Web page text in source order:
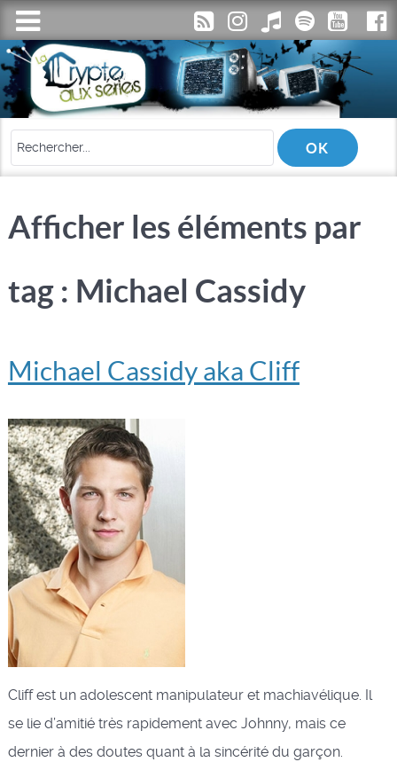
Afficher les éléments par
tag : Michael Cassidy
Michael Cassidy aka Cliff
Cliff est un adolescent manipulateur et machiavélique. Il
se lie d’amitié très rapidement avec Johnny, mais ce
dernier à des doutes quant à la sincérité du garçon.